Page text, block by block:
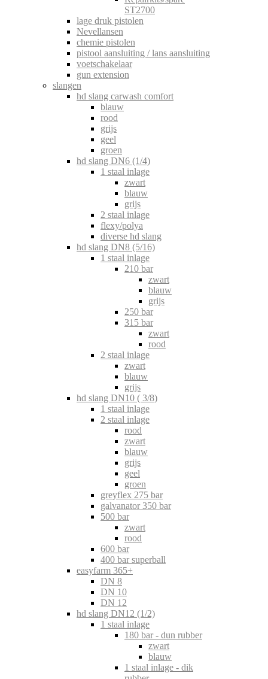
ST2700
lage druk pistolen
Nevellansen
chemie pistolen
pistool aansluiting / lans aansluiting
voetschakelaar
gun extension
slangen
hd slang carwash comfort
blauw
rood
grijs
geel
groen
hd slang DN6 (1/4)
1 staal inlage
zwart
blauw
grijs
2 staal inlage
flexy/polya
diverse hd slang
hd slang DN8 (5/16)
1 staal inlage
210 bar
zwart
blauw
grijs
250 bar
315 bar
zwart
rood
2 staal inlage
zwart
blauw
grijs
hd slang DN10 ( 3/8)
1 staal inlage
2 staal inlage
rood
zwart
blauw
grijs
geel
groen
greyflex 275 bar
galvanator 350 bar
500 bar
zwart
rood
600 bar
400 bar superball
easyfarm 365+
DN 8
DN 10
DN 12
hd slang DN12 (1/2)
1 staal inlage
180 bar - dun rubber
zwart
blauw
1 staal inlage - dik